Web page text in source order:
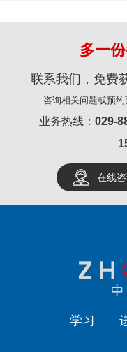
多一
联系我们，免费
咨询相关问题或预
业务热线： 029-
在线
学习